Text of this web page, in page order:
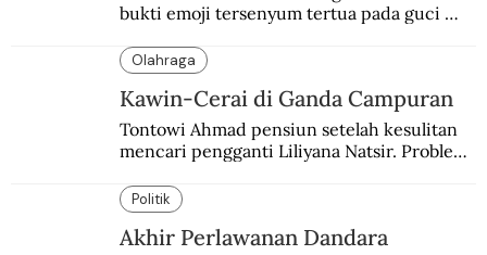
bukti emoji tersenyum tertua pada guci
Olahraga
Kawin-Cerai di Ganda Campuran
Tontowi Ahmad pensiun setelah kesulitan
mencari pengganti Liliyana Natsir. Problem
Christian Hadinata.
Politik
Akhir Perlawanan Dandara